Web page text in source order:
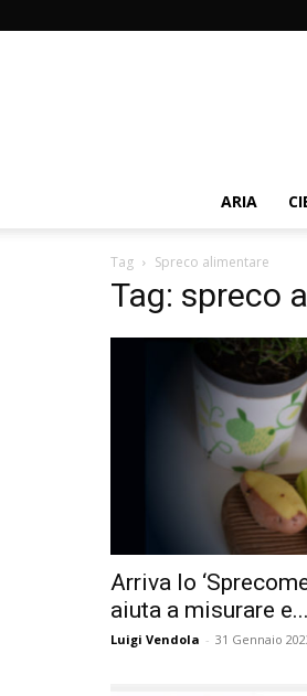
ARIA
Tag Spreco alimentare
Tag: spreco
Arriva lo
aiuta a misurare e...
Luigi Vendola - 31 Gennaio